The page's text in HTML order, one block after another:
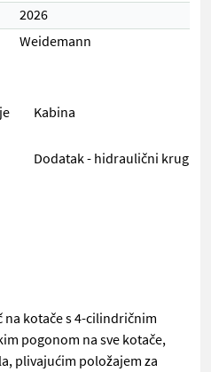
2026
Weidemann
Kabina
Dodatak - hidraulični krug
na kotače s 4-cilindričnim
pogonom na sve kotače,
plivajućim položajem za